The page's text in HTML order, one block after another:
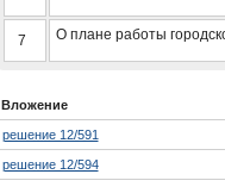
7 О плане работы
Вложение
решение 12/591
решение 12/594